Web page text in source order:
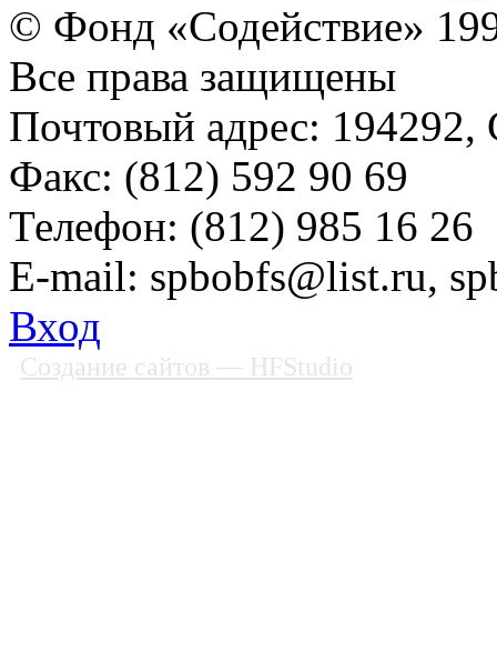
© Фонд «Содействие»
Все права защищены
Почтовый адрес: 194292,
Факс: (812) 592 90 69
Телефон: (812) 985 16 26
E-mail: spbobfs@list.ru,
Вход
Создание сайтов — HFStudio